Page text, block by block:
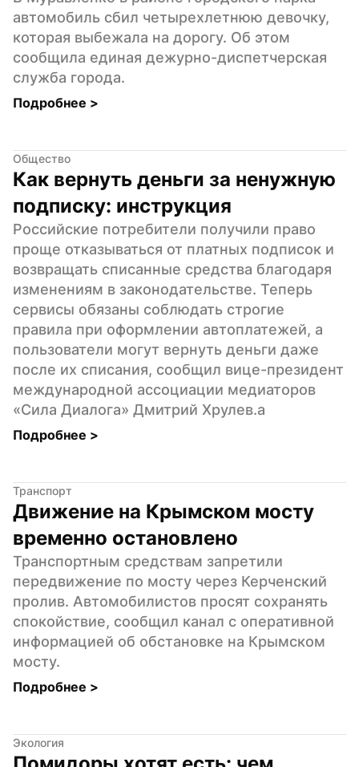
автомобиль сбил четырехлетнюю девочку,
которая выбежала на дорогу. Об этом
сообщила единая дежурно-диспетчерская
служба города.
Подробнее >
Общество
Как вернуть деньги за ненужную
подписку: инструкция
Российские потребители получили право
проще отказываться от платных подписок и
возвращать списанные средства благодаря
изменениям в законодательстве. Теперь
сервисы обязаны соблюдать строгие
правила при оформлении автоплатежей, а
пользователи могут вернуть деньги даже
после их списания, сообщил вице-президент
международной ассоциации медиаторов
«Сила Диалога» Дмитрий Хрулев.а
Подробнее >
Транспорт
Движение на Крымском мосту
временно остановлено
Транспортным средствам запретили
передвижение по мосту через Керченский
пролив. Автомобилистов просят сохранять
спокойствие, сообщил канал с оперативной
информацией об обстановке на Крымском
мосту.
Подробнее >
Экология